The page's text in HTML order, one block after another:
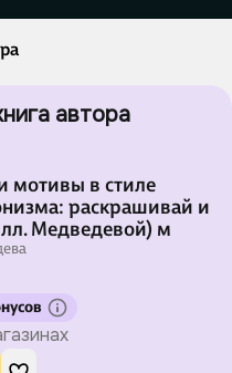
автора
мотивы в стиле
раскрашивай и
Медведевой) м